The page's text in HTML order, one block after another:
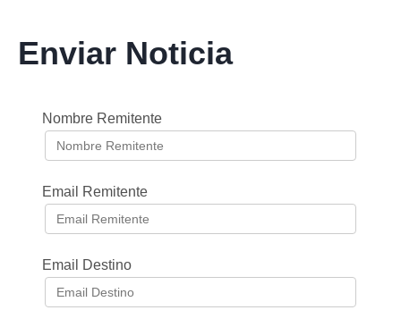
Enviar Noticia
Nombre Remitente
Email Remitente
Email Destino